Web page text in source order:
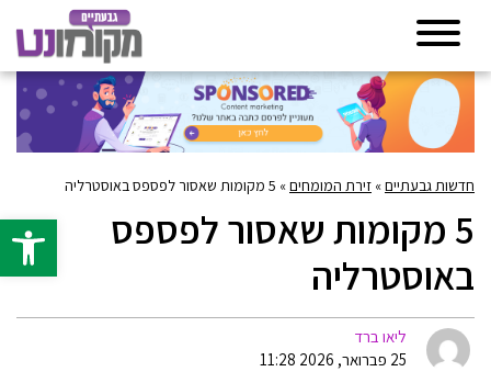
פתח
חדשות גבעתיים» זירת המומחים» 5 מקומות שאסור לפספס באוסטרליה
5 מקומות שאסור לפספס
באוסטרליה
ליאו ברד
25 פברואר, 2026 11:28